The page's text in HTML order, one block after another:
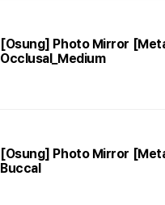
[Osung] Photo Mirror
Occlusal_Medium
[Osung] Photo Mirror
Buccal